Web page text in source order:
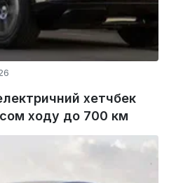
хетчбек
ходу до 700 км